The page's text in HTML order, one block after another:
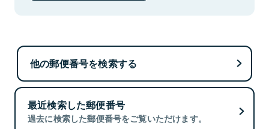
他の郵便番号を検索する
最近検索した郵便番号
過去に検索した郵便番号をご覧いただけます。